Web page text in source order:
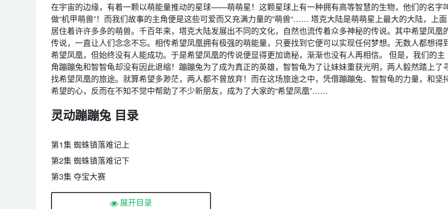
在宇宙的边缘，有着一颗以萌能量推动的星球——萌萌星！这颗星球上有一种拥有高等智慧的生物，他们的名字
做“机甲萌兽”！而我们故事的主角便是这些可爱而又充满力量的”萌兽“…… 塔克大陆是萌萌星上最大的大陆，上面
居住着许许多多的萌兽。千百年来，塔克大陆发展出不同的文化，自然也流传着众多神秘的传说。其中希望凤凰
传说，一直让人们念念不忘。相传希望凤凰拥有极强的萌能量，只要找到它便可以实现任何梦想。无数人都想得
希望凤凰，但始终没有人能成功。于是希望凤凰的传说便显得更加诡秘，渐渐也没有人再相信。 但是，我们的主
角蹦蹦兔和智智龟却没有因此退缩！蹦蹦兔为了成为真正的英雄，智智龟为了让妹妹重获光明，两人毅然踏上了
找希望凤凰的旅途。就算希望多渺茫，两人都不曾放弃！而在这场旅途之中，凭借蹦蹦兔、智智龟的力量，和坚
希望的心，反而在不知不觉中帮助了不少新朋友，成为了大家的“希望凤凰”……
灵动蹦蹦兔 目录
第1集 蜘蛛镇落难记上
第2集 蜘蛛镇落难记下
第3集 夺宝大赛
第4集 失踪的萝卜弟
展开目录